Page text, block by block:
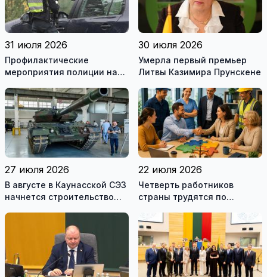
31 июля 2026
Профилактические
мероприятия полиции на
30 июля 2026
Умерла первый премьер
Литвы Казимира Прунскене
27 июля 2026
В августе в Каунасской СЭЗ
начнется строительство
22 июля 2026
Четверть работников
страны трудятся по
это выгодно и
сотрудникам, и
работодателям